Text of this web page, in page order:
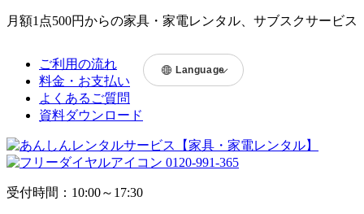
月額1点500円からの家具・家電レンタル、サブスクサービス
ご利用の流れ
料金・お支払い
よくあるご質問
資料ダウンロード
Language
0120-991-365
受付時間：10:00～17:30